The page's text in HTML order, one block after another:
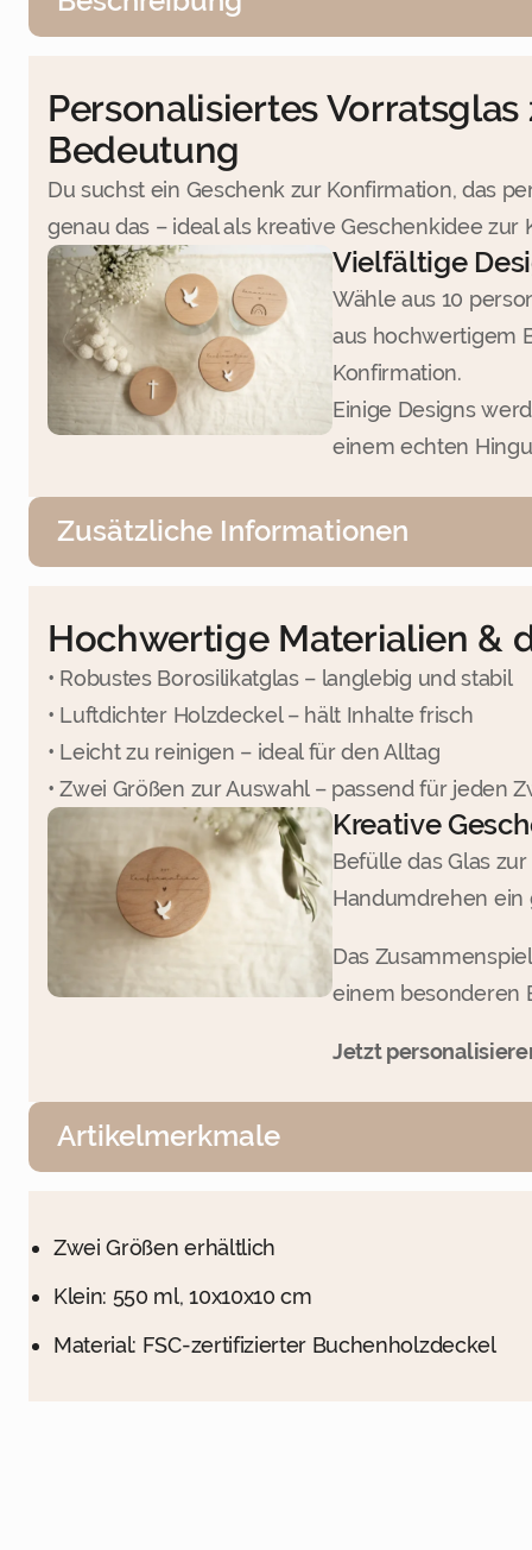
Personalisiertes
Bedeutung
Du suchst ein Geschenk zur Konfirmation, das
genau das – ideal als kreative Geschenkidee
Vielfältige
Wähle aus 10
aus hochwertigem
Konfirmation.
Einige Designs
einem echten
Zusätzliche Informationen
Hochwertige Materialien &
• Robustes Borosilikatglas – langlebig und stabil
• Luftdichter Holzdeckel – hält Inhalte frisch
• Leicht zu reinigen – ideal für den Alltag
• Zwei Größen zur Auswahl – passend für jeden
Kreative
Befülle das Glas
Handumdrehen ein
Das
einem besonderen
Jetzt
Artikelmerkmale
Zwei Größen erhältlich
Klein: 550 ml, 10x10x10 cm
Material: FSC-zertifizierter Buchenholzdeckel